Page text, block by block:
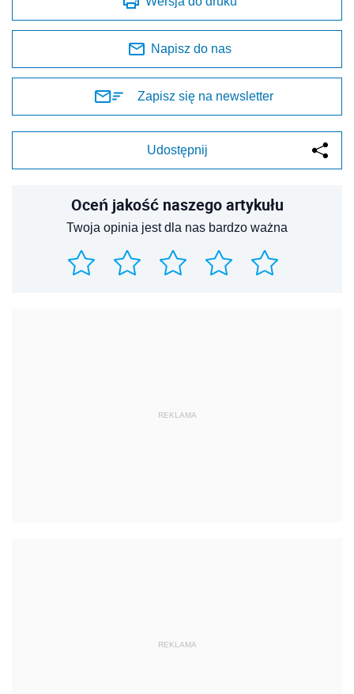
Napisz do nas
Zapisz się na newsletter
Udostępnij
Oceń jakość naszego artykułu
Twoja opinia jest dla nas bardzo ważna
REKLAMA
REKLAMA